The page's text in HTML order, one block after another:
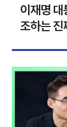
이재명
조하는 진